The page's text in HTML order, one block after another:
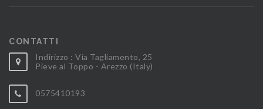
CONTATTI
Indirizzo : Via Tagliamento, 25
Pieve al Toppo - Arezzo (Italy)
0575410193